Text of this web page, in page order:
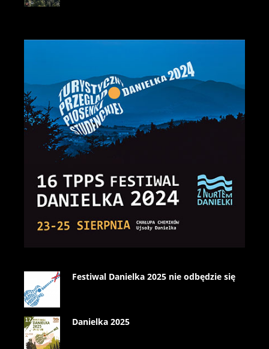
Festiwal Danielka 2025 nie odbędzie się
Danielka 2025